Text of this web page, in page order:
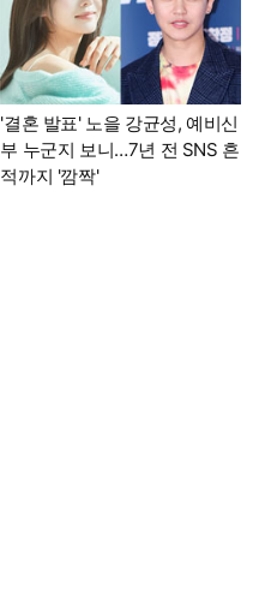
'결혼 발표' 노을 강균성, 예비신
부 누군지 보니…7년 전 SNS 흔
적까지 '깜짝'